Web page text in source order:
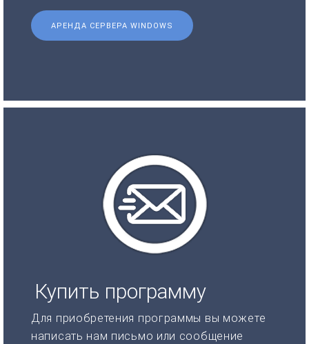
АРЕНДА СЕРВЕРА WINDOWS
Купить программу
Для приобретения программы вы можете
написать нам письмо или сообщение